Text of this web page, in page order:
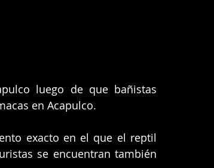
luego de que bañistas
en Acapulco.
exacto en el que el reptil
se encuentran también